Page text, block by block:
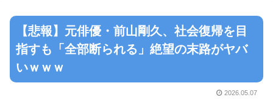
【悲報】元俳優・前山剛久、社会復帰を目
指すも「全部断られる」絶望の末路がヤバ
いｗｗｗ
2026.05.07